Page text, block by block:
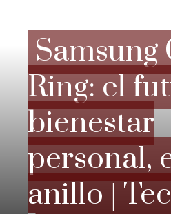
Samsung
Ring: el
bienestar
personal,
anillo |